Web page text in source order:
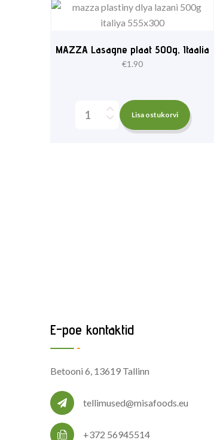
MAZZA Lasagne plaat 500g, Itaalia
€1.90
Lisa ostukorvi
E-poe kontaktid
Betooni 6, 13619 Tallinn
tellimused@misafoods.eu
+372 56945514